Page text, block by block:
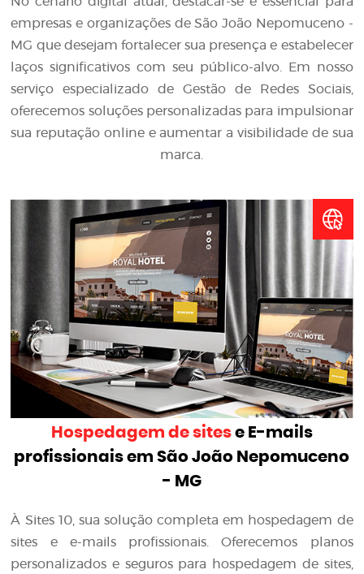
empresas e organizações de São João Nepomuceno -
MG que desejam fortalecer sua presença e estabelecer
laços significativos com seu público-alvo. Em nosso
serviço especializado de Gestão de Redes Sociais,
oferecemos soluções personalizadas para impulsionar
sua reputação online e aumentar a visibilidade de sua
marca.
Hospedagem de sitese E-mails
profissionais em São João Nepomuceno
- MG
À Sites 10, sua solução completa em hospedagem de
sites e e-mails profissionais. Oferecemos planos
personalizados e seguros para hospedagem de sites,